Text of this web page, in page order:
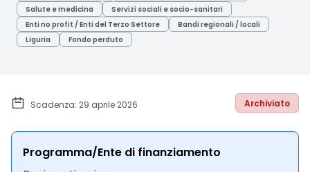
Salute e medicina
Servizi sociali e socio-sanitari
Enti no profit / Enti del Terzo Settore
Bandi regionali / locali
Liguria
Fondo perduto
Scadenza: 29 aprile 2026 Archiviato
Programma/Ente di finanziamento